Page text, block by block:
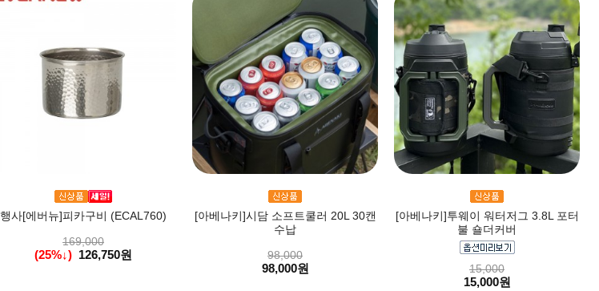
행사[에버뉴]피카구비 (ECAL760)
169,000
(25%↓) 126,750원
[아베나키]시담 소프트쿨러 20L 30캔
수납
98,000
98,000원
[아베나키]투웨이 워터저그 3.8L 포터
불 숄더커버
15,000
15,000원